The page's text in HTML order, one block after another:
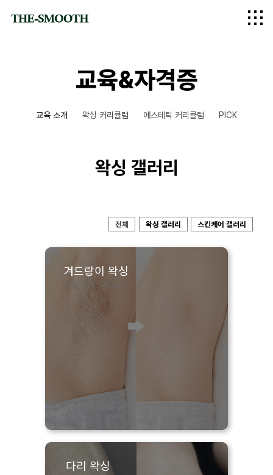
logo
교육&자격증
교육 소개 왁싱 커리큘럼 에스테틱 커리큘럼 PICK
왁싱 갤러리
전체 왁싱 갤러리 스킨케어 갤러리
겨드랑이 왁싱
시술 부위: 겨드랑이
다리 왁싱